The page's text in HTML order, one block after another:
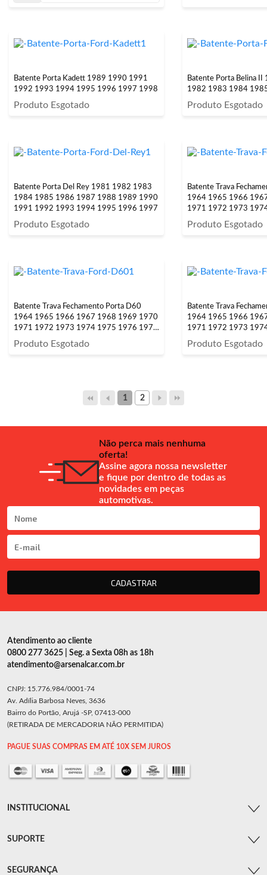
Batente Porta Kadett 1989 1990 1991
1992 1993 1994 1995 1996 1997 1998
Produto Esgotado
Batente Porta Belina
1982 1983 1984
Produto Esgotado
Batente Porta Del Rey 1981 1982 1983
1984 1985 1986 1987 1988 1989 1990
1991 1992 1993 1994 1995 1996 1997
Produto Esgotado
Batente Trava
1964 1965 1966
1971 1972 1973
1979 1980 1981
Produto Esgotado
Batente Trava Fechamento Porta D60
1964 1965 1966 1967 1968 1969 1970
1971 1972 1973 1974 1975 1976 1978
1979 1980 1981 1982 1983 1984 1985
Produto Esgotado
Batente Trava
1964 1965 1966
1971 1972 1973
1979 1980 1981
Produto Esgotado
1 2
Não perca mais nenhuma
oferta!
Assine agora nossa newsletter
e fique por dentro de todas as
novidades em peças
automotivas.
CADASTRAR
Atendimento ao cliente
0800 277 3625 | Seg. a Sexta 08h as 18h
atendimento@arsenalcar.com.br
CNPJ: 15.776.984/0001-74
Av. Adília Barbosa Neves, 3636
Bairro do Portão, Arujá -SP, 07413-000
(RETIRADA DE MERCADORIA NÃO PERMITIDA)
PAGUE SUAS COMPRAS EM ATÉ 10X SEM JUROS
INSTITUCIONAL
SUPORTE
SEGURANÇA